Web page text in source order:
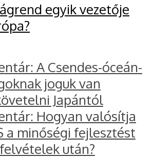
egyik vezetője
A Csendes-óceán-
joguk van
Japántól
Hogyan valósítja
a minőségi fejlesztést
után?